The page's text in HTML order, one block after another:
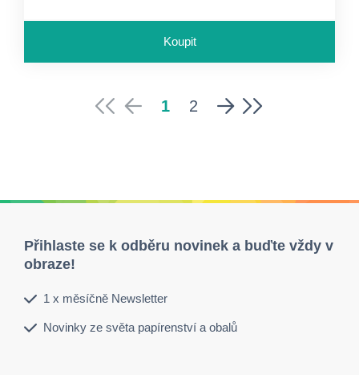
Koupit
1 2
Přihlaste se k odběru novinek a buďte vždy v
obraze!
1 x měsíčně Newsletter
Novinky ze světa papírenství a obalů